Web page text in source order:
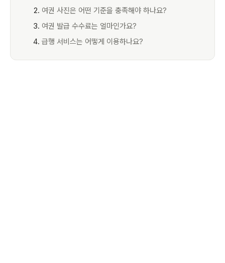
여권 사진은 어떤 기준을 충족해야 하나요?
여권 발급 수수료는 얼마인가요?
급행 서비스는 어떻게 이용하나요?